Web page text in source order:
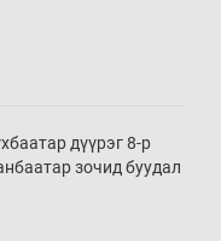
дүүрэг 8-р
зочид буудал